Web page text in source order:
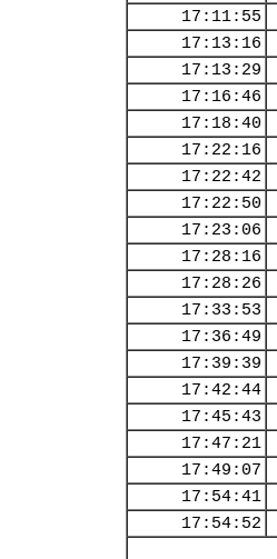
17:11:55
17:13:16
17:13:29
17:16:46
17:18:40
17:22:16
17:22:42
17:22:50
17:23:06
17:28:16
17:28:26
17:33:53
17:36:49
17:39:39
17:42:44
17:45:43
17:47:21
17:49:07
17:54:41
17:54:52